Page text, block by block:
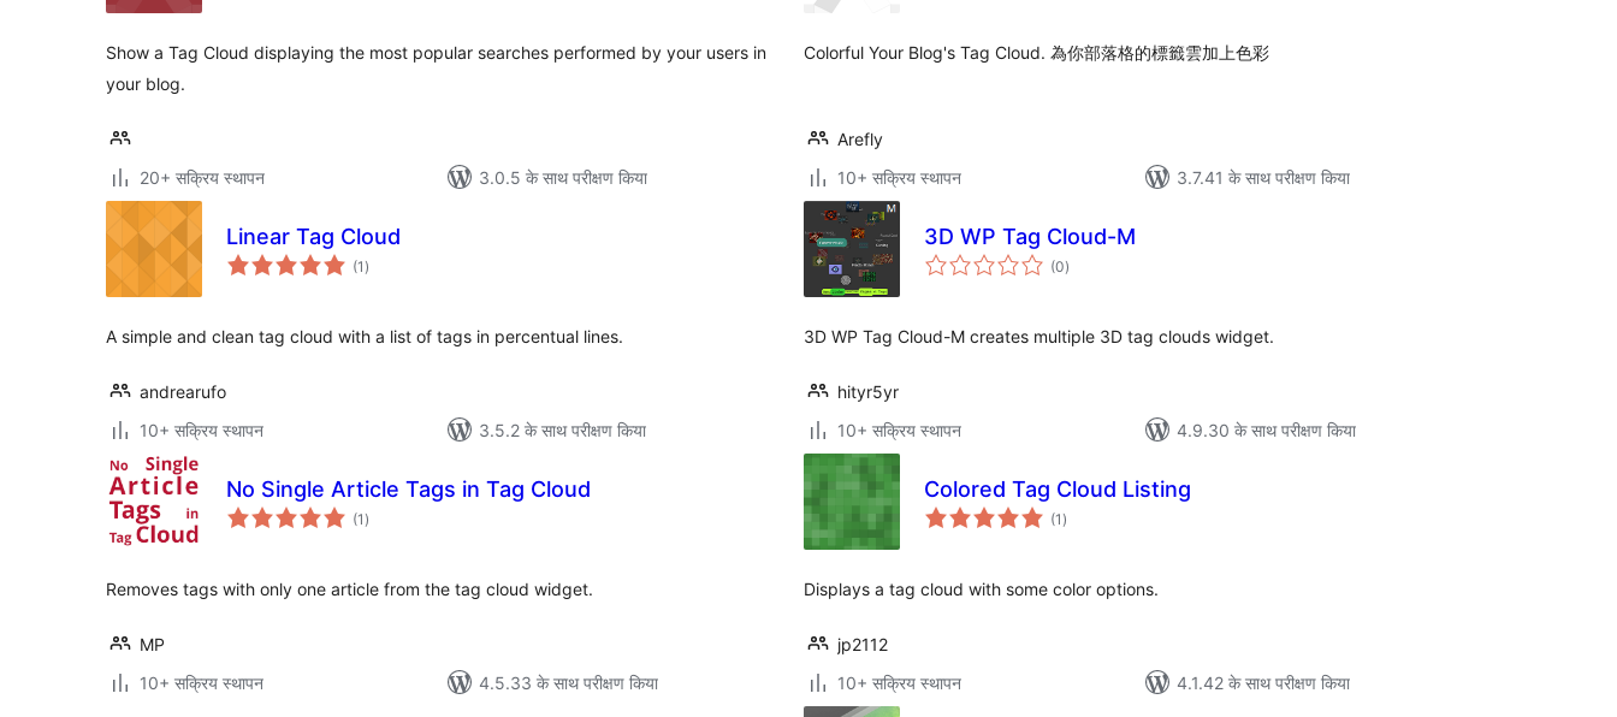
Show a Tag Cloud displaying the most popular searches performed by your users in
your blog.
20+ सक्रिय स्थापन 3.0.5 के साथ परीक्षण किया
Colorful Your Blog's Tag Cloud. 為你部落格的標籤雲加上色彩
Arefly
10+ सक्रिय स्थापन
3.7.41 के साथ परीक्षण किया
Linear Tag Cloud
(1 कुल
दर)
A simple and clean tag cloud with a list of tags in percentual lines.
andrearufo
10+ सक्रिय स्थापन
3.5.2 के साथ परीक्षण किया
3D WP Tag Cloud-M
(0कुल
दर)
3D WP Tag Cloud-M creates multiple 3D tag clouds widget.
hityr5yr
10+ सक्रिय स्थापन
4.9.30 के साथ परीक्षण किया
No Single Article Tags in Tag Cloud
(1 कुल
दर)
Removes tags with only one article from the tag cloud widget.
MP
10+ सक्रिय स्थापन
4.5.33 के साथ परीक्षण किया
Colored Tag Cloud Listing
(1 कुल
दर)
Displays a tag cloud with some color options.
jp2112
10+ सक्रिय स्थापन
4.1.42 के साथ परीक्षण किया